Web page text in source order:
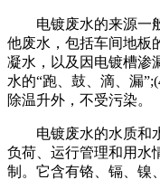
电镀废水的来源一般
他废水，包括车间地板
凝水，以及因电镀槽渗
水的“跑、鼓、滴、漏
除温升外，不受污染。
电镀废水的水质和水
负荷、运行管理和用水
制。它含有铬、镉、镍